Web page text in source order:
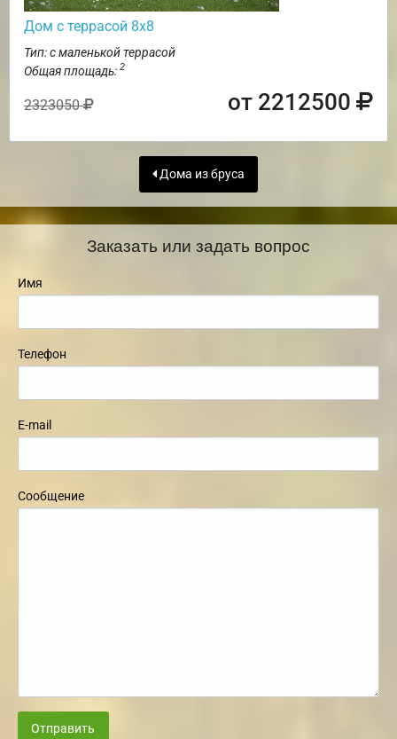
Дом с террасой 8х8
Тип: с маленькой террасой
Общая площадь: 2
2323050 от 2212500
Дома из бруса
Заказать или задать вопрос
Имя
Телефон
E-mail
Сообщение
Отправить